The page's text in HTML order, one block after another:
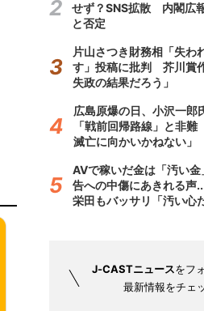
せず？SNS拡散 内閣広
と否定
片山さつき財務相「失わ
す」投稿に批判 芥川賞
失政の結果だろう」
広島原爆の日、小沢一郎
「戦前回帰路線」と非
滅亡に向かいかねない」
AVで稼いだ金は「汚い
告への中傷にあきれる声
栄田もバッサリ「汚い心
J-CASTニュースをフ
最新情報をチェ